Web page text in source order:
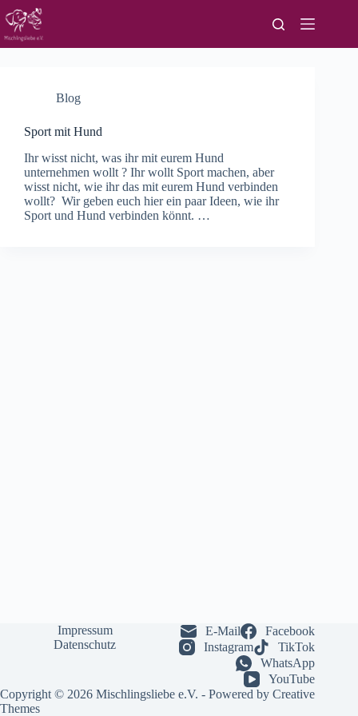
Zum
Inhalt
springen
Blog
Sport mit Hund
Ihr wisst nicht, was ihr mit eurem Hund
unternehmen wollt ? Ihr wollt Sport machen, aber
wisst nicht, wie ihr das mit eurem Hund verbinden
wollt? Wir geben euch hier ein paar Ideen, wie ihr
Sport und Hund verbinden könnt. …
Impressum
Datenschutz
E-Mail
Facebook
Instagram
TikTok
WhatsApp
YouTube
Copyright © 2026 Mischlingsliebe e.V. - Powered by Creative
Themes